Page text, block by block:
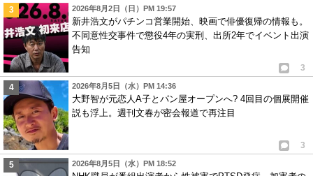
2026年8月2日（日）PM 19:57
新井浩文がパチンコ営業開始、映画で俳優復帰の情報も。
不同意性交事件で懲役4年の実刑、出所2年でイベント出演
告知
3
2026年8月5日（水）PM 14:36
大野智が元恋人A子とパン屋オープンへ? 4回目の個展開催
説も浮上。週刊文春が密会報道で再注目
3
2026年8月5日（水）PM 18:52